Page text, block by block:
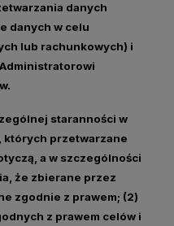
danych
danych w celu
lub rachunkowych) i
staranności w
przetwarzane
a w szczególności
że zbierane przez
zgodnie z prawem; (2)
z prawem celów i